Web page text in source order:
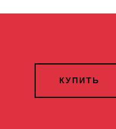
КУПИТЬ